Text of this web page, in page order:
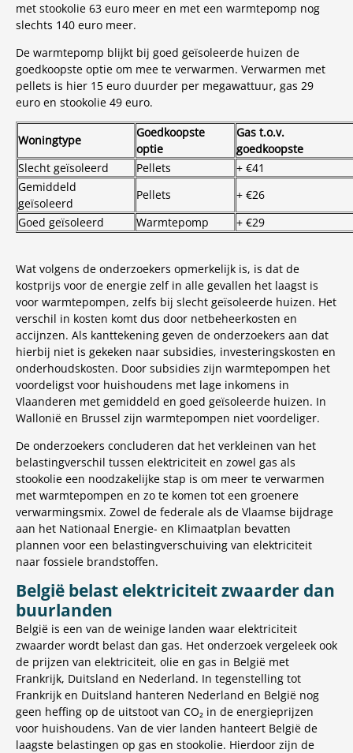
met stookolie 63 euro meer en met een warmtepomp nog
slechts 140 euro meer.
De warmtepomp blijkt bij goed geïsoleerde huizen de
goedkoopste optie om mee te verwarmen. Verwarmen met
pellets is hier 15 euro duurder per megawattuur, gas 29
euro en stookolie 49 euro.
Woningtype
Goedkoopste
optie
Gas t.o.v.
goedkoopste
Slecht geïsoleerd
Pellets
+ €41
Gemiddeld
geïsoleerd
Pellets
+ €26
Goed geïsoleerd
Warmtepomp + €29
Wat volgens de onderzoekers opmerkelijk is, is dat de
kostprijs voor de energie zelf in alle gevallen het laagst is
voor warmtepompen, zelfs bij slecht geïsoleerde huizen. Het
verschil in kosten komt dus door netbeheerkosten en
accijnzen. Als kanttekening geven de onderzoekers aan dat
hierbij niet is gekeken naar subsidies, investeringskosten en
onderhoudskosten. Door subsidies zijn warmtepompen het
voordeligst voor huishoudens met lage inkomens in
Vlaanderen met gemiddeld en goed geïsoleerde huizen. In
Wallonië en Brussel zijn warmtepompen niet voordeliger.
De onderzoekers concluderen dat het verkleinen van het
belastingverschil tussen elektriciteit en zowel gas als
stookolie een noodzakelijke stap is om meer te verwarmen
met warmtepompen en zo te komen tot een groenere
verwarmingsmix. Zowel de federale als de Vlaamse bijdrage
aan het Nationaal Energie- en Klimaatplan bevatten
plannen voor een belastingverschuiving van elektriciteit
naar fossiele brandstoffen.
België belast elektriciteit zwaarder dan
buurlanden
België is een van de weinige landen waar elektriciteit
zwaarder wordt belast dan gas. Het onderzoek vergeleek ook
de prijzen van elektriciteit, olie en gas in België met
Frankrijk, Duitsland en Nederland. In tegenstelling tot
Frankrijk en Duitsland hanteren Nederland en België nog
geen heffing op de uitstoot van CO₂ in de energieprijzen
voor huishoudens. Van de vier landen hanteert België de
laagste belastingen op gas en stookolie. Hierdoor zijn de